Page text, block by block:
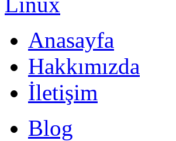
Anasayfa
Hakkımızda
İletişim
Blog